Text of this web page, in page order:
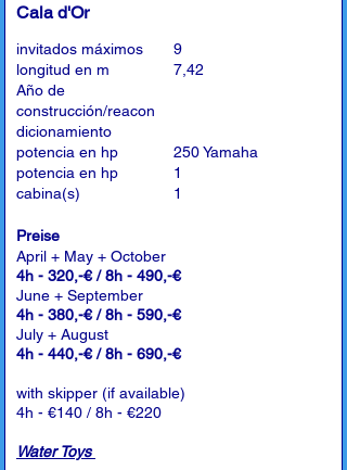
Cala d'Or
invitados máximos
longitud en m
Año de
construcción/reacon
dicionamiento
potencia en hp
potencia en hp
cabina(s)
9
7,42
250 Yamaha
1
1
Preise
April + May + October
4h - 320,-€ / 8h - 490,-€
June + September
4h - 380,-€ / 8h - 590,-€
July + August
4h - 440,-€ / 8h - 690,-€
with skipper (if available)
4h - €140 / 8h - €220
Water Toys